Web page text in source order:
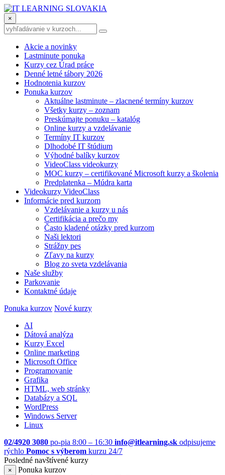
×
Akcie a novinky
Lastminute ponuka
Kurzy cez Úrad práce
Denné letné tábory 2026
Hodnotenia kurzov
Ponuka kurzov
Aktuálne lastminute – zlacnené termíny kurzov
Všetky kurzy – zoznam
Preskúmajte ponuku – katalóg
Online kurzy a vzdelávanie
Termíny IT kurzov
Dlhodobé IT štúdium
Výhodné balíky kurzov
VideoClass videokurzy
MOC kurzy – certifikované Microsoft kurzy a školenia
Predplatenka – Múdra karta
Videokurzy VideoClass
Informácie pred kurzom
Vzdelávanie a kurzy u nás
Certifikácia a prečo my
Často kladené otázky pred kurzom
Naši lektori
Strážny pes
Zľavy na kurzy
Blog zo sveta vzdelávania
Naše služby
Parkovanie
Kontaktné údaje
Ponuka kurzov Nové kurzy
AI
Dátová analýza
Kurzy Excel
Online marketing
Microsoft Office
Programovanie
Grafika
HTML, web stránky
Databázy a SQL
WordPress
Windows Server
Linux
02/4920 3080 po-pia 8:00 – 16:30 info@itlearning.sk odpisujeme
rýchlo Pomoc s výberom kurzu 24/7
Posledné navštívené kurzy
×
Ponuka kurzov